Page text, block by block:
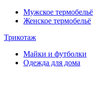
Мужское термобельё
Женское термобельё
Трикотаж
Майки и футболки
Одежда для дома